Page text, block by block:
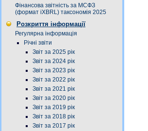
Фінансова звітність за МСФЗ
(формат iXBRL) таксономія 2025
Розкриття інформації
Регулярна інформація
Річні звіти
Звіт за 2025 рік
Звіт за 2024 рік
Звіт за 2023 рік
Звіт за 2022 рік
Звіт за 2021 рік
Звіт за 2020 рік
Звіт за 2019 рік
Звіт за 2018 рік
Звіт за 2017 рік